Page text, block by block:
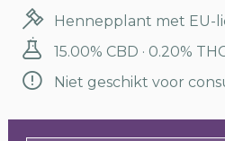
Hennepplant met EU-
15.00% CBD · 0.20%
Niet geschikt voor